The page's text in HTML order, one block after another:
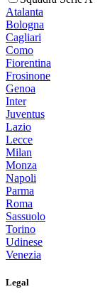
Atalanta
Bologna
Cagliari
Como
Fiorentina
Frosinone
Genoa
Inter
Juventus
Lazio
Lecce
Milan
Monza
Napoli
Parma
Roma
Sassuolo
Torino
Udinese
Venezia
Legal